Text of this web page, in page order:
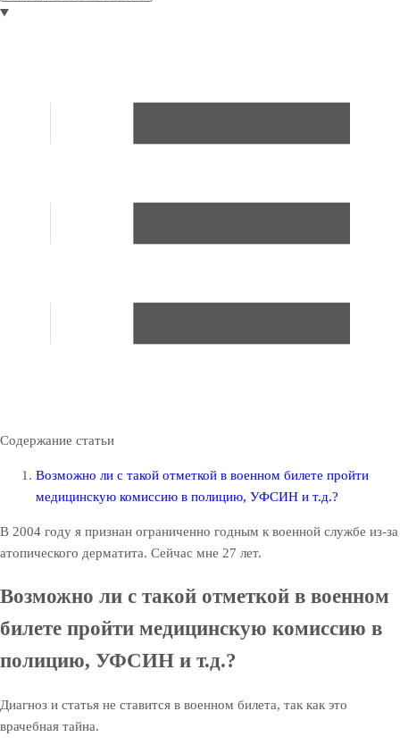
Содержание статьи
Возможно ли с такой отметкой в военном билете пройти
медицинскую комиссию в полицию, УФСИН и т.д.?
В 2004 году я признан ограниченно годным к военной службе из-за
атопического дерматита. Сейчас мне 27 лет.
Возможно ли с такой отметкой в военном
билете пройти медицинскую комиссию в
полицию, УФСИН и т.д.?
Диагноз и статья не ставится в военном билета, так как это
врачебная тайна.